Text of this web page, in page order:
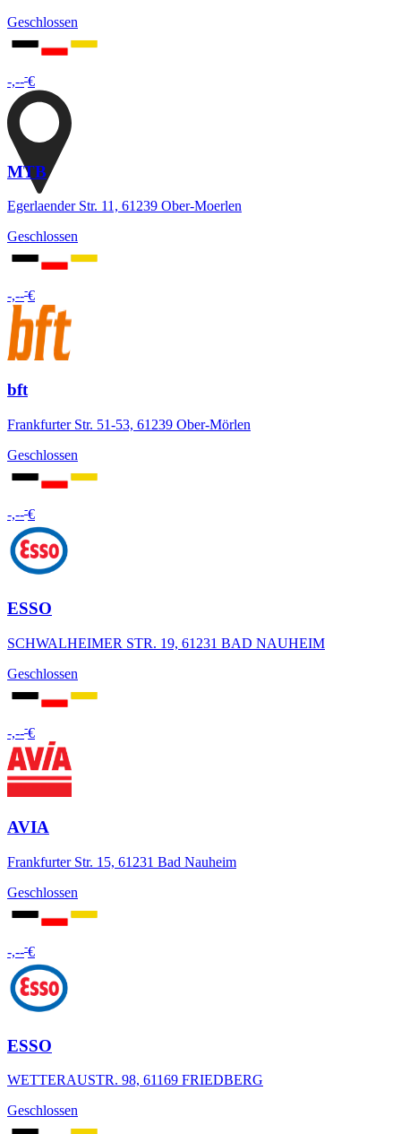
Geschlossen
-,---€
MTB
Egerlaender Str. 11, 61239 Ober-Moerlen
Geschlossen
-,---€
bft
Frankfurter Str. 51-53, 61239 Ober-Mörlen
Geschlossen
-,---€
ESSO
SCHWALHEIMER STR. 19, 61231 BAD NAUHEIM
Geschlossen
-,---€
AVIA
Frankfurter Str. 15, 61231 Bad Nauheim
Geschlossen
-,---€
ESSO
WETTERAUSTR. 98, 61169 FRIEDBERG
Geschlossen